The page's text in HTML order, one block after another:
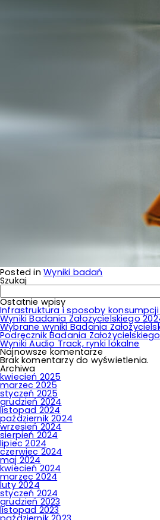
Posted inWyniki badań
Szukaj
Ostatnie wpisy
Infrastruktura i sposoby konsumpcji
Wyniki Badania Założycielskiego
Wybrane wyniki Badania
Podręcznik Badania
Wyniki Audio Track, rynki lokalne
Najnowsze komentarze
Brak komentarzy do wyświetlenia.
Archiwa
kwiecień 2025
marzec 2025
styczeń 2025
grudzień 2024
listopad 2024
październik 2024
wrzesień 2024
sierpień 2024
lipiec 2024
czerwiec 2024
maj 2024
kwiecień 2024
marzec 2024
luty 2024
styczeń 2024
grudzień 2023
listopad 2023